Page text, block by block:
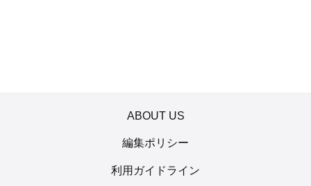
ABOUT US
編集ポリシー
利用ガイドライン